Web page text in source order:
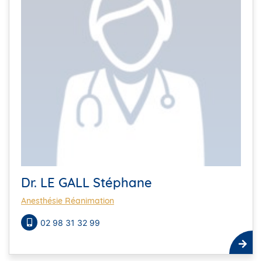
Dr. LE GALL Stéphane
Anesthésie Réanimation
02 98 31 32 99